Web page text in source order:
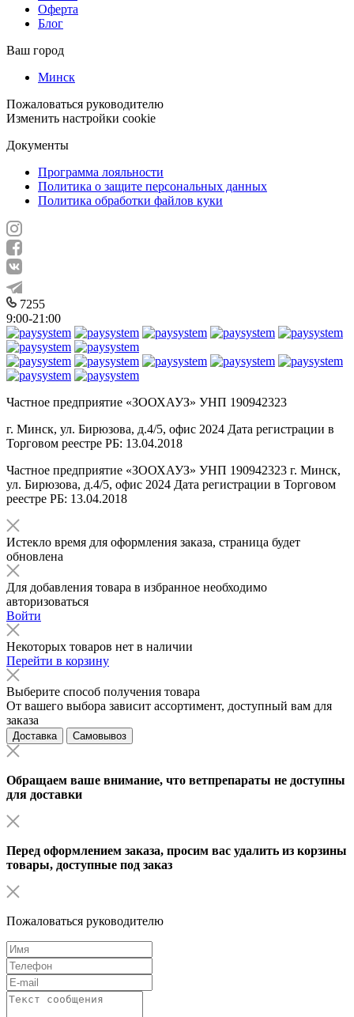
Оферта
Блог
Ваш город
Минск
Пожаловаться руководителю
Изменить настройки cookie
Документы
Программа лояльности
Политика о защите персональных данных
Политика обработки файлов куки
7255
9:00-21:00
Частное предприятие «ЗООХАУЗ» УНП 190942323
г. Минск, ул. Бирюзова, д.4/5, офис 2024 Дата регистрации в
Торговом реестре РБ: 13.04.2018
Частное предприятие «ЗООХАУЗ» УНП 190942323 г. Минск,
ул. Бирюзова, д.4/5, офис 2024 Дата регистрации в Торговом
реестре РБ: 13.04.2018
Истекло время для оформления заказа, страница будет
обновлена
Для добавления товара в избранное необходимо
авторизоваться
Войти
Некоторых товаров нет в наличии
Перейти в корзину
Выберите способ получения товара
От вашего выбора зависит ассортимент, доступный вам для
заказа
Доставка Самовывоз
Обращаем ваше внимание, что ветпрепараты не доступны
для доставки
Перед оформлением заказа, просим вас удалить из корзины
товары, доступные под заказ
Пожаловаться руководителю